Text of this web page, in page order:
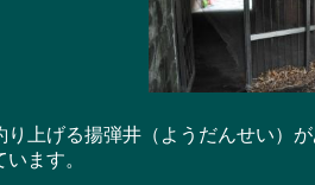
上げる揚弾井（ようだんせい）
ます。